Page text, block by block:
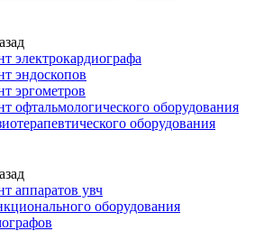
электрокардиографа
эндоскопов
эргометров
офтальмологического оборудования
оборудования
аппаратов увч
оборудования